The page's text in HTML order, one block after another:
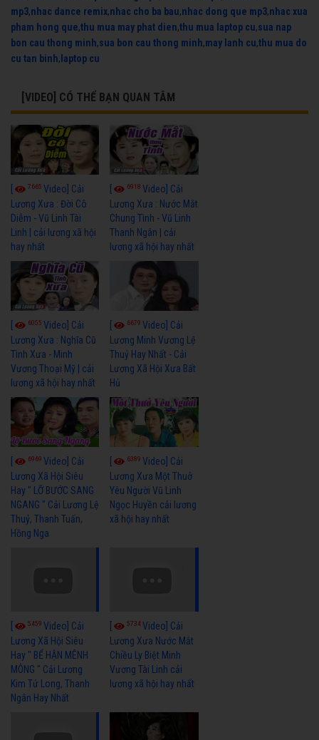
mp3,nhac dance remix,nhac cho ba bau,nhac dong que mp3,nhac xua
pham hong que,thu mua may phat dien,thu mua laptop cu,sua nap
bon cau thong minh,sua bon cau thong minh,may lanh cu,thu mua do
cu tan binh, laptop cu
[VIDEO] CÓ THỂ BẠN QUAN TÂM
7665 Video] Cải
Lương Xưa : Đời Cô
Diễm - Vũ Linh Tài
Linh | cải lương xã hội
hay nhất
6918Video] Cải
Lương Xưa : Nước Mắt
Chung Tình - Vũ Linh
Thanh Ngân | cải
lương xã hội hay nhất
6055 Video] Cải
Lương Xưa : Nghĩa Cũ
Tình Xưa - Minh
Vương Thoại Mỹ | cải
lương xã hội hay nhất
6679Video] Cải
Lương Minh Vương Lệ
Thuỷ Hay Nhất - Cải
Lương Xã Hội Xưa Bất
Hủ
6969 Video] Cải
Lương Xã Hội Siêu
Hay " LỠ BƯỚC SANG
NGANG " Cải Lương Lệ
Thuỷ, Thanh Tuấn,
Hồng Nga
6389Video] Cải
Lương Xưa Một Thuở
Yêu Người Vũ Linh
Ngọc Huyền cải lương
xã hội hay nhất
5459 Video] Cải
Lương Xã Hội Siêu
Hay " BỂ HẬN MÊNH
MÔNG " Cải Lương
Kim Tử Long, Thanh
Ngân Hay Nhất
5734Video] Cải
Lương Xưa Nước Mắt
Chiều Ly Biệt Minh
Vương Tài Linh cải
lương xã hội hay nhất